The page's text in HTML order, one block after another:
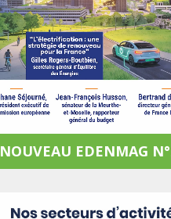
NOUVEAU EDENMAG